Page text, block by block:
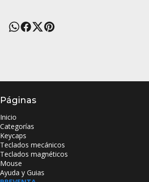
Páginas
Inicio
Categorías
Keycaps
Teclados mecánicos
Teclados magnéticos
Mouse
Ayuda y Guias